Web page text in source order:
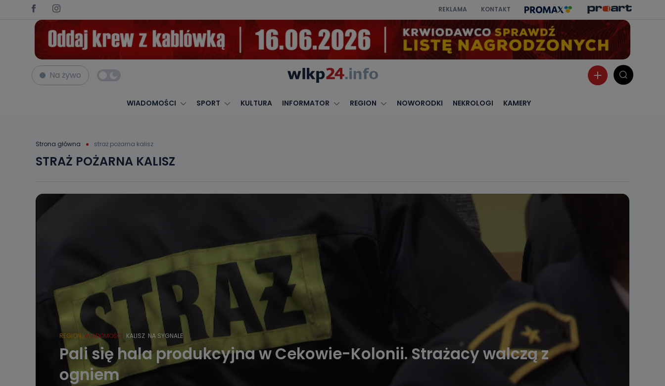
REKLAMA KONTAKT
Na żywo
WIADOMOŚCI SPORT KULTURA INFORMATOR REGION NOWORODKI NEKROLOGI KAMERY
Strona główna straż pożarna kalisz
STRAŻ POŻARNA KALISZ
REGION WIADOMOŚCI KALISZ NA SYGNALE
Pali się hala produkcyjna w Cekowie-Kolonii. Strażacy walczą z
ogniem